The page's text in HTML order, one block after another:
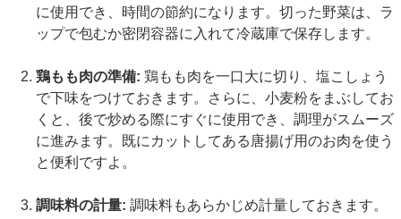
に使用でき、時間の節約になります。切った野菜は、ラ
ップで包むか密閉容器に入れて冷蔵庫で保存します。
鶏もも肉の準備: 鶏もも肉を一口大に切り、塩こしょう
で下味をつけておきます。さらに、小麦粉をまぶしてお
くと、後で炒める際にすぐに使用でき、調理がスムーズ
に進みます。既にカットしてある唐揚げ用のお肉を使う
と便利ですよ。
調味料の計量: 調味料もあらかじめ計量しておきます。